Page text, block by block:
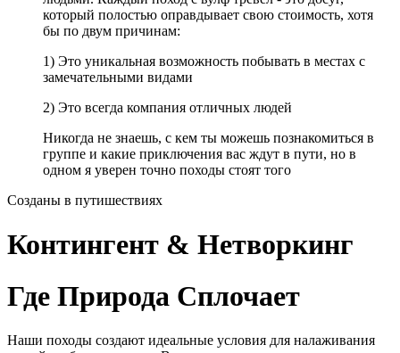
который полостью оправдывает свою стоимость, хотя
бы по двум причинам:
1) Это уникальная возможность побывать в местах с
замечательными видами
2) Это всегда компания отличных людей
Никогда не знаешь, с кем ты можешь познакомиться в
группе и какие приключения вас ждут в пути, но в
одном я уверен точно походы стоят того
Созданы в путишествиях
Контингент & Нетворкинг
Где Природа Сплочает
Наши походы создают идеальные условия для налаживания